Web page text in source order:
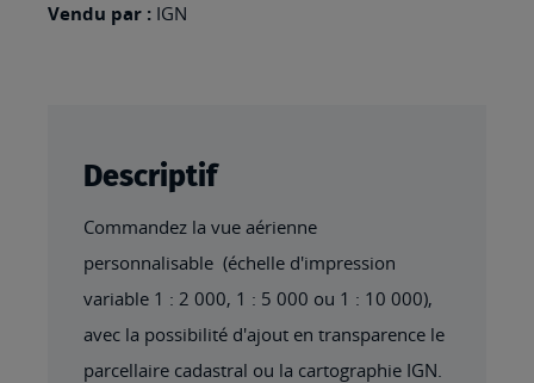
Vendu par : IGN
Descriptif
Commandez la vue aérienne
personnalisable (échelle d'impression
variable 1 : 2 000, 1 : 5 000 ou 1 : 10 000),
avec la possibilité d'ajout en transparence le
parcellaire cadastral ou la cartographie IGN.